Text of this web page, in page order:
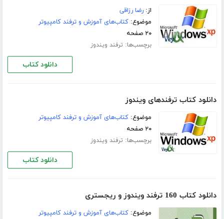
از:رضا رزاقی
موضوع:کتاب‌های آموزش و ترفند کامپیوتر
۲۰ صفحه
برچسب‌ها: ترفند ویندوز
دانلود کتاب
دانلود کتاب ترفندهای ویندوز
موضوع:کتاب‌های آموزش و ترفند کامپیوتر
۲۰ صفحه
برچسب‌ها: ترفند ویندوز
دانلود کتاب
دانلود کتاب 160 ترفند ویندوز و ریجستری
موضوع:کتاب‌های آموزش و ترفند کامپیوتر